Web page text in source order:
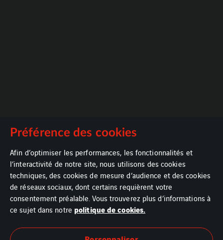
Mentions légales
Préférence des cookies
Afin d’optimiser les performances, les fonctionnalités et
l’interactivité de notre site, nous utilisons des cookies
techniques, des cookies de mesure d’audience et des cookies
de réseaux sociaux, dont certains requièrent votre
consentement préalable. Vous trouverez plus d’informations à
ce sujet dans notre politique de cookies.